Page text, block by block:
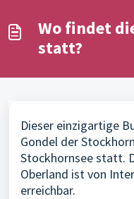
Wo findet
statt?
Dieser einzigartige
Gondel der
Stockhornsee statt.
Oberland ist von
erreichbar.